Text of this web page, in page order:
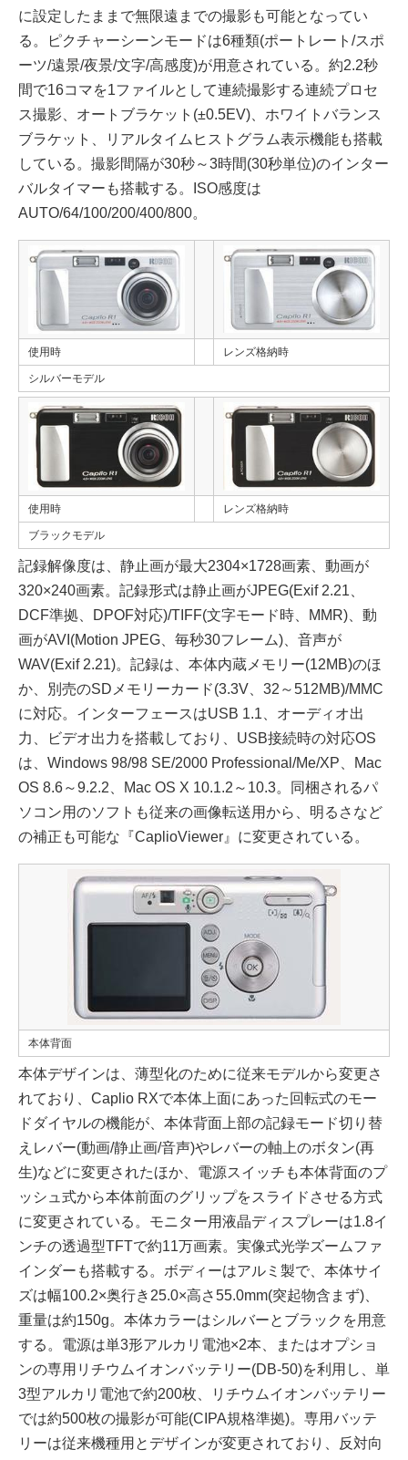
に設定したままで無限遠までの撮影も可能となってい
る。ピクチャーシーンモードは6種類(ポートレート/スポ
ーツ/遠景/夜景/文字/高感度)が用意されている。約2.2秒
間で16コマを1ファイルとして連続撮影する連続プロセ
ス撮影、オートブラケット(±0.5EV)、ホワイトバランス
ブラケット、リアルタイムヒストグラム表示機能も搭載
している。撮影間隔が30秒～3時間(30秒単位)のインター
バルタイマーも搭載する。ISO感度は
AUTO/64/100/200/400/800。
使用時 レンズ格納時
シルバーモデル
使用時 レンズ格納時
ブラックモデル
記録解像度は、静止画が最大2304×1728画素、動画が
320×240画素。記録形式は静止画がJPEG(Exif 2.21、
DCF準拠、DPOF対応)/TIFF(文字モード時、MMR)、動
画がAVI(Motion JPEG、毎秒30フレーム)、音声が
WAV(Exif 2.21)。記録は、本体内蔵メモリー(12MB)のほ
か、別売のSDメモリーカード(3.3V、32～512MB)/MMC
に対応。インターフェースはUSB 1.1、オーディオ出
力、ビデオ出力を搭載しており、USB接続時の対応OS
は、Windows 98/98 SE/2000 Professional/Me/XP、Mac
OS 8.6～9.2.2、Mac OS X 10.1.2～10.3。同梱されるパ
ソコン用のソフトも従来の画像転送用から、明るさなど
の補正も可能な『CaplioViewer』に変更されている。
本体背面
本体デザインは、薄型化のために従来モデルから変更さ
れており、Caplio RXで本体上面にあった回転式のモー
ドダイヤルの機能が、本体背面上部の記録モード切り替
えレバー(動画/静止画/音声)やレバーの軸上のボタン(再
生)などに変更されたほか、電源スイッチも本体背面のプ
ッシュ式から本体前面のグリップをスライドさせる方式
に変更されている。モニター用液晶ディスプレーは1.8イ
ンチの透過型TFTで約11万画素。実像式光学ズームファ
インダーも搭載する。ボディーはアルミ製で、本体サイ
ズは幅100.2×奥行き25.0×高さ55.0mm(突起物含まず)、
重量は約150g。本体カラーはシルバーとブラックを用意
する。電源は単3形アルカリ電池×2本、またはオプショ
ンの専用リチウムイオンバッテリー(DB-50)を利用し、単
3型アルカリ電池で約200枚、リチウムイオンバッテリー
では約500枚の撮影が可能(CIPA規格準拠)。専用バッテ
リーは従来機種用とデザインが変更されており、反対向